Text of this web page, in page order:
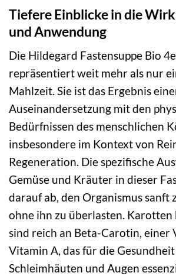
Tiefere Einblicke in die
und Anwendung
Die Hildegard Fastensuppe Bio
repräsentiert weit mehr als nur
Mahlzeit. Sie ist das Ergebnis
Auseinandersetzung mit den
Bedürfnissen des menschlichen
insbesondere im Kontext von
Regeneration. Die spezifische
Gemüse und Kräuter in dieser
darauf ab, den Organismus sanft
ohne ihn zu überlasten. Karotten
sind reich an Beta-Carotin, einer
Vitamin A, das für die
Schleimhäuten und Augen